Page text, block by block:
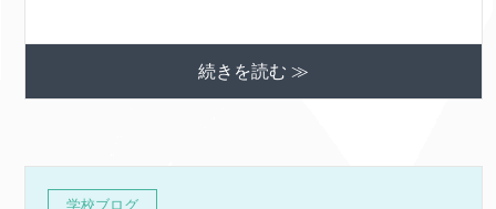
続きを読む ≫
学校ブログ